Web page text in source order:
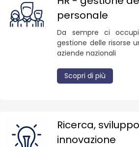
personale
Da sempre ci
gestione delle risorse
aziende nazionali
Scopri di più
Ricerca,
innovazione